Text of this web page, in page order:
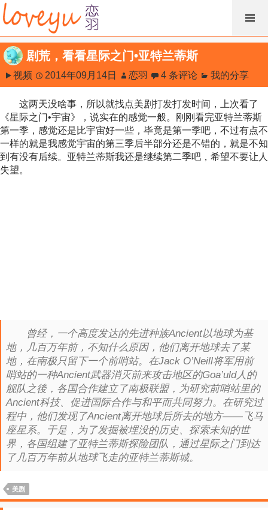
跳
过
内
容
剧荒，看看星际之门•亚特兰蒂斯
视频 2014年09月14日 恋羽 4 条评论 我的分享
这两天没啥事，所以就找点美剧打发打发时间，上次看了
《星际之门•宇宙》，说实在的感觉一般。刚刚看完亚特兰蒂斯
第一季，感觉还是比宇宙好一些，毕竟是第一季吧，不过有点不
一样的就是我感觉宇宙的第三季后半部分还是不错的，就是不知
到有没有后续。亚特兰蒂斯我还是继续第二季吧，希望不要让人
失望。
曾经，一个高度发达的先进种族Ancient以地球为基
地，几百万年前，不知什么原因，他们离开地球去了某
地，在南极只留下一个前哨站。在Jack O’Neill将军用前
哨站的一种Ancient武器消灭前来攻击地区的Goa’uld人的
舰队之後，各国合作建立了南极联盟，为研究前哨站里的
Ancient科技、促进国际合作与和平而共同努力。在研究过
程中，他们发现了Ancient离开地球后所去的地方——飞马
座星系。于是，为了发掘被埋没的历史、探索未知的世
界，各国组建了亚特兰蒂斯探险团队，通过星际之门到达
了几百万年前从地球飞走的亚特兰蒂斯城。
美剧